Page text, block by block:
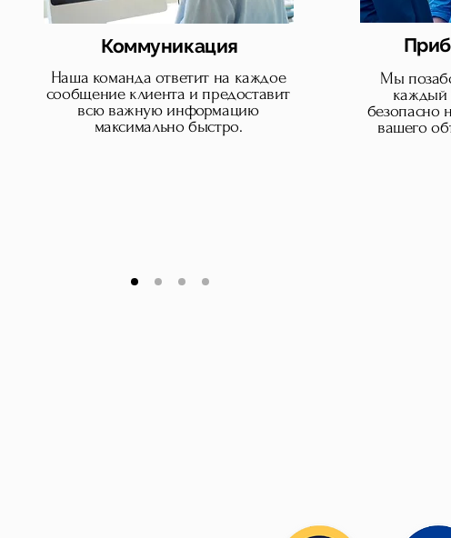
Коммуникация
Наша команда ответит на каждое
сообщение клиента и предоставит
всю важную информацию
максимально быстро.
Мы
каждый
безопасно
вашего